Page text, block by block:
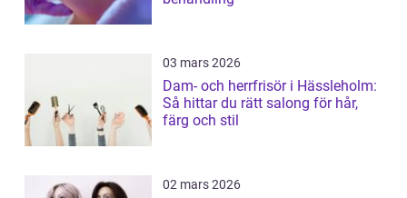
03 mars 2026
Dam- och herrfrisör i Hässleholm:
Så hittar du rätt salong för hår,
färg och stil
02 mars 2026